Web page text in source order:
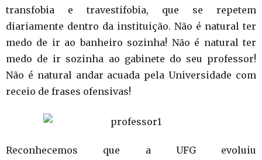
transfobia e travestifobia, que se repetem
diariamente dentro da instituição. Não é natural ter
medo de ir ao banheiro sozinha! Não é natural ter
medo de ir sozinha ao gabinete do seu professor!
Não é natural andar acuada pela Universidade com
receio de frases ofensivas!
Reconhecemos que a UFG evoluiu